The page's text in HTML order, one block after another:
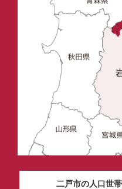
二戸市の人口世